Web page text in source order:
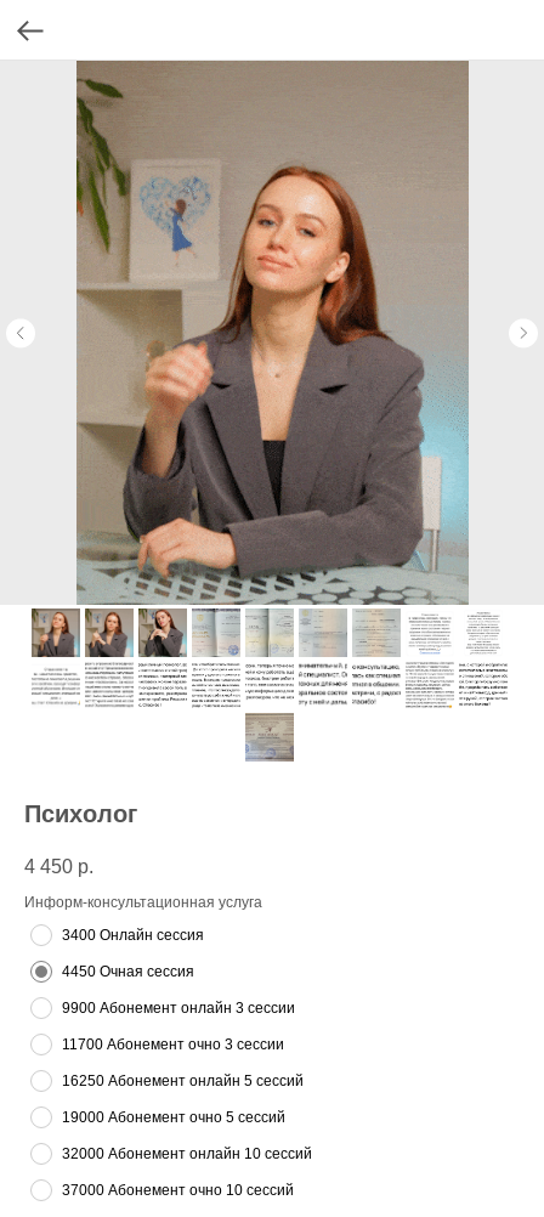
Психолог
4 450 р.
Информ-консультационная услуга
3400 Онлайн сессия
4450 Очная сессия
9900 Абонемент онлайн 3 сессии
11700 Абонемент очно 3 сессии
16250 Абонемент онлайн 5 сессий
19000 Абонемент очно 5 сессий
32000 Абонемент онлайн 10 сессий
37000 Абонемент очно 10 сессий